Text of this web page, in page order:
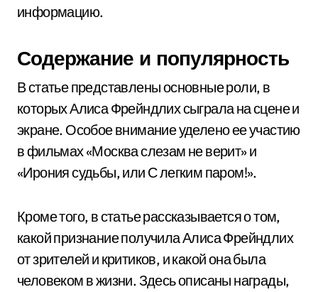
информацию.
Содержание и популярность
В статье представлены основные роли, в
которых Алиса Фрейндлих сыграла на сцене и
экране. Особое внимание уделено ее участию
в фильмах «Москва слезам не верит» и
«Ирония судьбы, или С легким паром!».
Кроме того, в статье рассказывается о том,
какой признание получила Алиса Фрейндлих
от зрителей и критиков, и какой она была
человеком в жизни. Здесь описаны награды,